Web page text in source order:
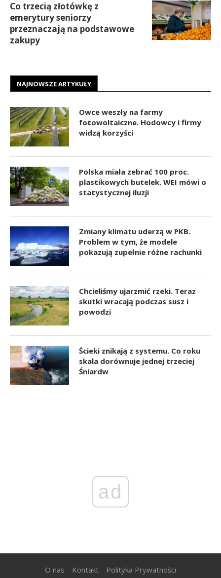
Co trzecią złotówkę z
emerytury seniorzy
przeznaczają na podstawowe
zakupy
NAJNOWSZE ARTYKUŁY
Owce weszły na farmy
fotowoltaiczne. Hodowcy i firmy
widzą korzyści
Polska miała zebrać 100 proc.
plastikowych butelek. WEI mówi o
statystycznej iluzji
Zmiany klimatu uderzą w PKB.
Problem w tym, że modele
pokazują zupełnie różne rachunki
Chcieliśmy ujarzmić rzeki. Teraz
skutki wracają podczas susz i
powodzi
Ścieki znikają z systemu. Co roku
skala dorównuje jednej trzeciej
Śniardw
ad
O nas Kontakt Polityka Prywatności